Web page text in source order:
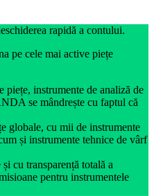
rapidă a contului.
pe cele mai active piețe
piețe, instrumente de analiză de
se mândrește cu faptul că
globale, cu mii de instrumente
și instrumente tehnice de vârf
cu transparență totală a
pentru instrumentele